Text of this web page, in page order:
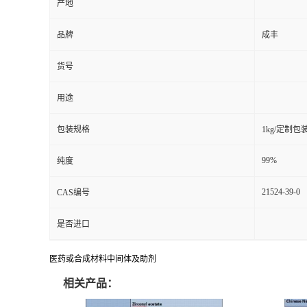
产地
品牌 成丰
货号
用途
包装规格 1kg/定制包
纯度 99%
CAS编号 21524-39-0
是否进口
医药或合成材料中间体及助剂
相关产品：